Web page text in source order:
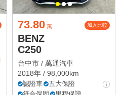
73.80 萬 加入比較
BENZ
C250
台中市 / 萬通汽車
2018年 / 98,000km
認證車
五大保證